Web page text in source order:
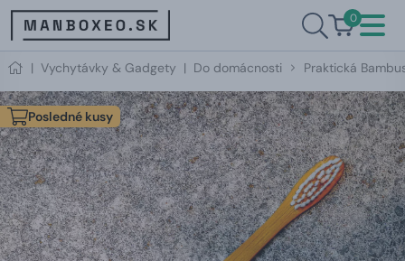
0
| Vychytávky & Gadgety | Do domácnosti Praktická
Posledné kusy